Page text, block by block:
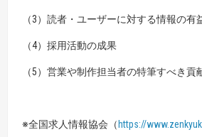
（3）読者・ユーザーに対する情報の有
（4）採用活動の成果
（5）営業や制作担当者の特筆すべき貢
※全国求人情報協会（ https://